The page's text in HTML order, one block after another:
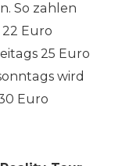
So zahlen
Euro
25 Euro
wird
Euro